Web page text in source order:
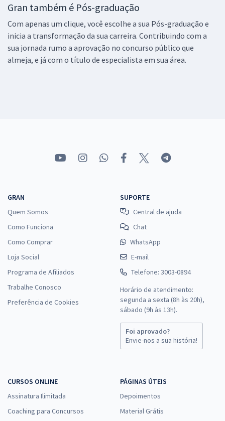
Gran também é Pós-graduação
Com apenas um clique, você escolhe a sua Pós-graduação e
inicia a transformação da sua carreira. Contribuindo com a
sua jornada rumo a aprovação no concurso público que
almeja, e já com o título de especialista em sua área.
GRAN
Quem Somos
Como Funciona
Como Comprar
Loja Social
Programa de Afiliados
Trabalhe Conosco
Preferência de Cookies
SUPORTE
Central de ajuda
Chat
WhatsApp
E-mail
Telefone: 3003-0894
Horário de atendimento:
segunda a sexta (8h às 20h),
sábado (9h às 13h).
Foi aprovado?
Envie-nos a sua história!
CURSOS ONLINE
Assinatura Ilimitada
Coaching para Concursos
PÁGINAS ÚTEIS
Depoimentos
Material Grátis